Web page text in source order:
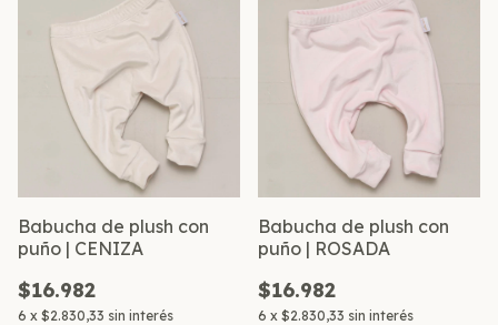
Babucha de plush con
puño | CENIZA
$16.982
6 x $2.830,33 sin interés
Babucha de plush con
puño | ROSADA
$16.982
6 x $2.830,33 sin interés